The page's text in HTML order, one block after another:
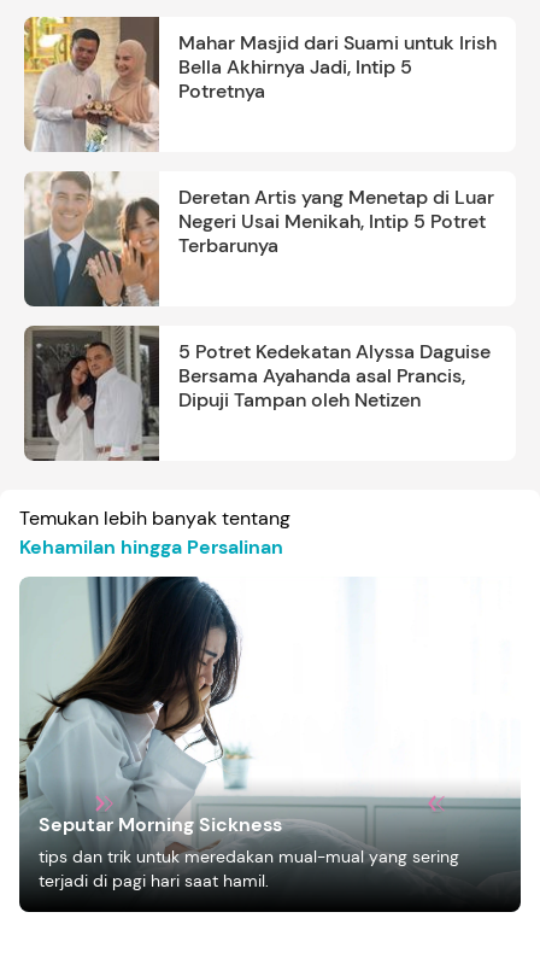
Mahar Masjid dari Suami untuk Irish
Bella Akhirnya Jadi, Intip 5
Potretnya
Deretan Artis yang Menetap di Luar
Negeri Usai Menikah, Intip 5 Potret
Terbarunya
5 Potret Kedekatan Alyssa Daguise
Bersama Ayahanda asal Prancis,
Dipuji Tampan oleh Netizen
Temukan lebih banyak tentang
Kehamilan hingga Persalinan
Seputar Morning Sickness
tips dan trik untuk meredakan mual-mual yang sering
terjadi di pagi hari saat hamil.